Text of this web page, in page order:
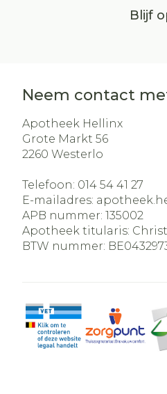
Blijf
Neem contact
Apotheek Hellinx
Grote Markt 56
2260 Westerlo
Telefoon: 014 54 41 27
E-mailadres:
APB nummer: 135002
Apotheek titularis:
BTW nummer: